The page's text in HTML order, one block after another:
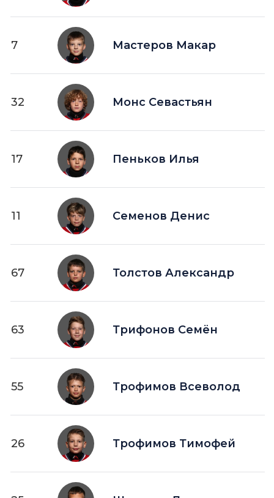
7 Мастеров Макар
32 Монс Севастьян
17 Пеньков Илья
11 Семенов Денис
67 Толстов Александр
63 Трифонов Семён
55 Трофимов Всеволод
26 Трофимов Тимофей